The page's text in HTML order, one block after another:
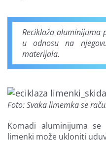
Reciklaža aluminijuma
u odnosu na
materijala.
Foto: Svaka limemka se
Komadi aluminijuma
limenki može ukloniti